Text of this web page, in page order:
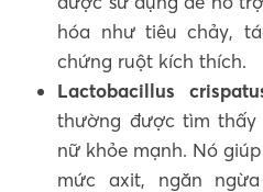
hóa như tiêu chảy,
chứng ruột kích thích.
Lactobacillus
thường được tìm
nữ khỏe mạnh. Nó
mức axit, ngăn